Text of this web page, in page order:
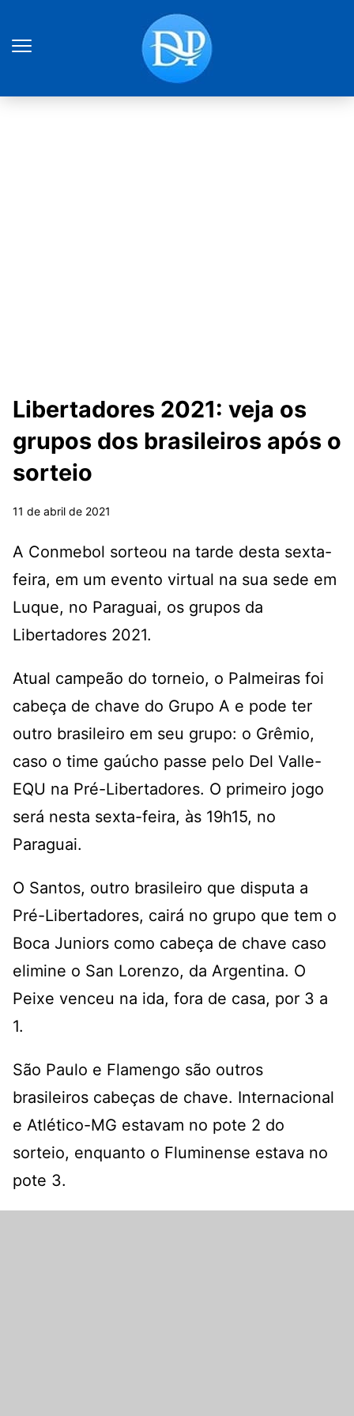
Libertadores 2021: veja os
grupos dos brasileiros após o
sorteio
11 de abril de 2021
A Conmebol sorteou na tarde desta sexta-
feira, em um evento virtual na sua sede em
Luque, no Paraguai, os grupos da
Libertadores 2021.
Atual campeão do torneio, o Palmeiras foi
cabeça de chave do Grupo A e pode ter
outro brasileiro em seu grupo: o Grêmio,
caso o time gaúcho passe pelo Del Valle-
EQU na Pré-Libertadores. O primeiro jogo
será nesta sexta-feira, às 19h15, no
Paraguai.
O Santos, outro brasileiro que disputa a
Pré-Libertadores, cairá no grupo que tem o
Boca Juniors como cabeça de chave caso
elimine o San Lorenzo, da Argentina. O
Peixe venceu na ida, fora de casa, por 3 a
1.
São Paulo e Flamengo são outros
brasileiros cabeças de chave. Internacional
e Atlético-MG estavam no pote 2 do
sorteio, enquanto o Fluminense estava no
pote 3.